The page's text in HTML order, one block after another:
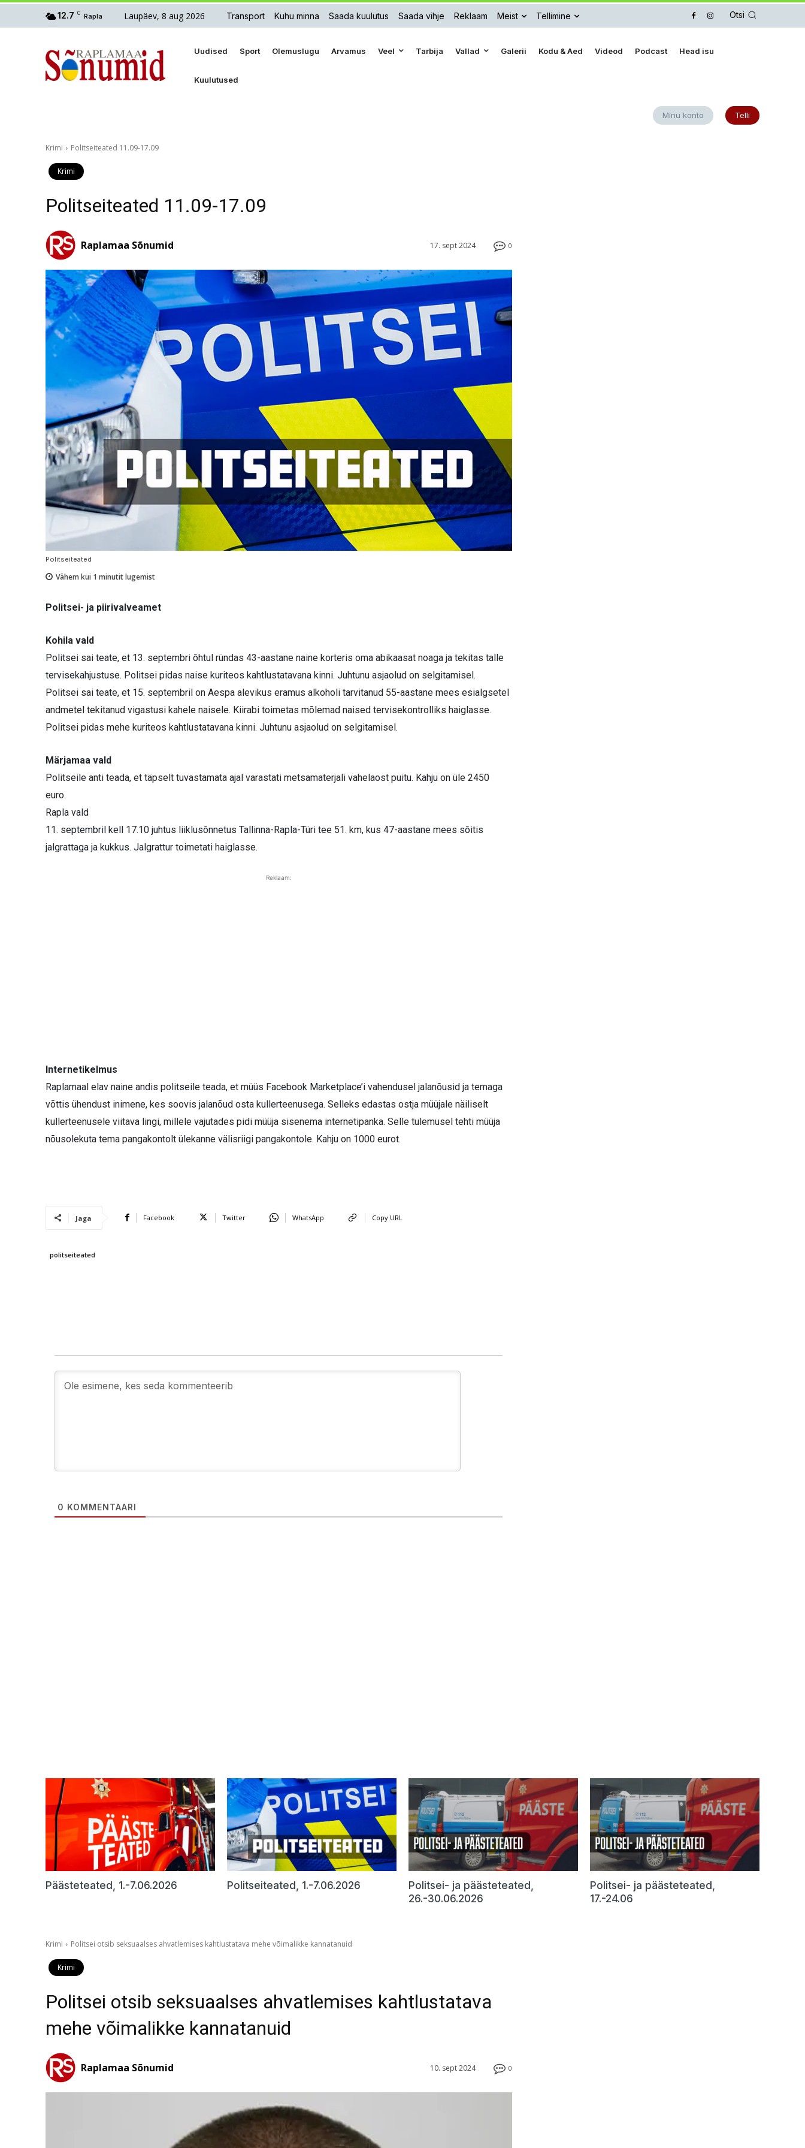
12.7 C Rapla Laupäev, 8 aug 2026 Transport Kuhu minna Saada kuulutus Saada vihje Reklaam Meist Tellimine Otsi
Uudised Sport Olemuslugu Arvamus Veel Tarbija Vallad Galerii Kodu & Aed Videod Podcast Head isu
Kuulutused
Minu konto Telli
Krimi Politseiteated 11.09-17.09
Krimi
Politseiteated 11.09-17.09
0
17. sept 2024
Raplamaa Sõnumid
Politseiteated
Vähem kui 1 minutit lugemist
Politsei- ja piirivalveamet
Kohila vald
Politsei sai teate, et 13. septembri õhtul ründas 43-aastane naine korteris oma abikaasat noaga ja tekitas talle
tervisekahjustuse. Politsei pidas naise kuriteos kahtlustatavana kinni. Juhtunu asjaolud on selgitamisel.
Politsei sai teate, et 15. septembril on Aespa alevikus eramus alkoholi tarvitanud 55-aastane mees esialgsetel
andmetel tekitanud vigastusi kahele naisele. Kiirabi toimetas mõlemad naised tervisekontrolliks haiglasse.
Politsei pidas mehe kuriteos kahtlustatavana kinni. Juhtunu asjaolud on selgitamisel.
Märjamaa vald
Politseile anti teada, et täpselt tuvastamata ajal varastati metsamaterjali vahelaost puitu. Kahju on üle 2450
euro.
Rapla vald
11. septembril kell 17.10 juhtus liiklusõnnetus Tallinna-Rapla-Türi tee 51. km, kus 47-aastane mees sõitis
jalgrattaga ja kukkus. Jalgrattur toimetati haiglasse.
Reklaam:
Internetikelmus
Raplamaal elav naine andis politseile teada, et müüs Facebook Marketplace’i vahendusel jalanõusid ja temaga
võttis ühendust inimene, kes soovis jalanõud osta kullerteenusega. Selleks edastas ostja müüjale näiliselt
kullerteenusele viitava lingi, millele vajutades pidi müüja sisenema internetipanka. Selle tulemusel tehti müüja
nõusolekuta tema pangakontolt ülekanne välisriigi pangakontole. Kahju on 1000 eurot.
Jaga Facebook Twitter WhatsApp Copy URL
politseiteated
0 KOMMENTAARI
Päästeteated, 1.-7.06.2026 Politseiteated, 1.-7.06.2026
Politsei- ja päästeteated,
26.-30.06.2026
Politsei- ja päästeteated,
17.-24.06